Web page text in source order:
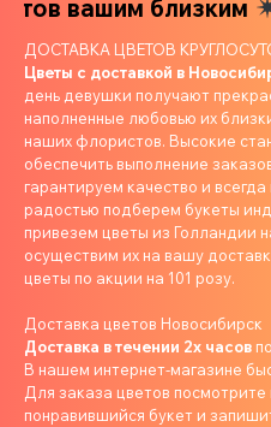
вашим близким
ДОСТАВКА ЦВЕТОВ
Цветы с доставкой в
день девушки получают
наполненные любовью их
наших флористов. Высокие
обеспечить выполнение
гарантируем качество и
радостью подберем букеты
привезем цветы из Голландии
осуществим их на вашу
цветы по акции на 101 розу.
Доставка цветов Новосибирск
Доставка в течении 2х часов
В нашем интернет-магазине
Для заказа цветов
понравившийся букет и